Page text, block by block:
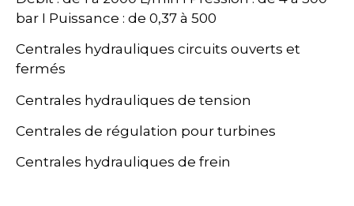
bar I Puissance : de 0,37 à 500
Centrales hydrauliques circuits ouverts et
fermés
Centrales hydrauliques de tension
Centrales de régulation pour turbines
Centrales hydrauliques de frein